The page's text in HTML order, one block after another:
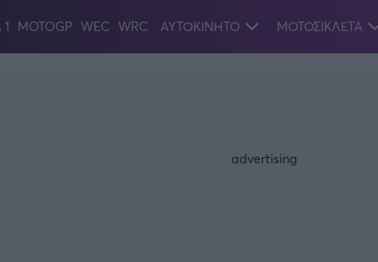
MOTOGP WEC WRC ΑΥΤΟΚΙΝΗΤΟ ΜΟΤΟΣΙΚΛΕΤΑ